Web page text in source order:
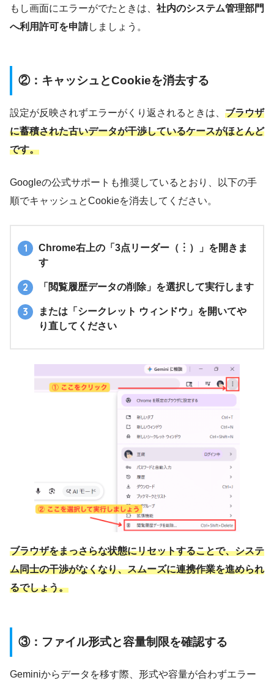
もし画面にエラーがでたときは、 社内のシステム管理部門
へ利用許可を申請しましょう。
②：キャッシュとCookieを消去する
設定が反映されずエラーがくり返されるときは、 ブラウザ
に蓄積された古いデータが干渉しているケースがほとんど
です。
Googleの公式サポートも推奨しているとおり、以下の手
順でキャッシュとCookieを消去してください。
Chrome右上の「3点リーダー（︙）」を開きま
す
「閲覧履歴データの削除」を選択して実行します
または「シークレット ウィンドウ」を開いてや
り直してください
ブラウザをまっさらな状態にリセットすることで、システ
ム同士の干渉がなくなり、スムーズに連携作業を進められ
るでしょう。
③：ファイル形式と容量制限を確認する
Geminiからデータを移す際、形式や容量が合わずエラー